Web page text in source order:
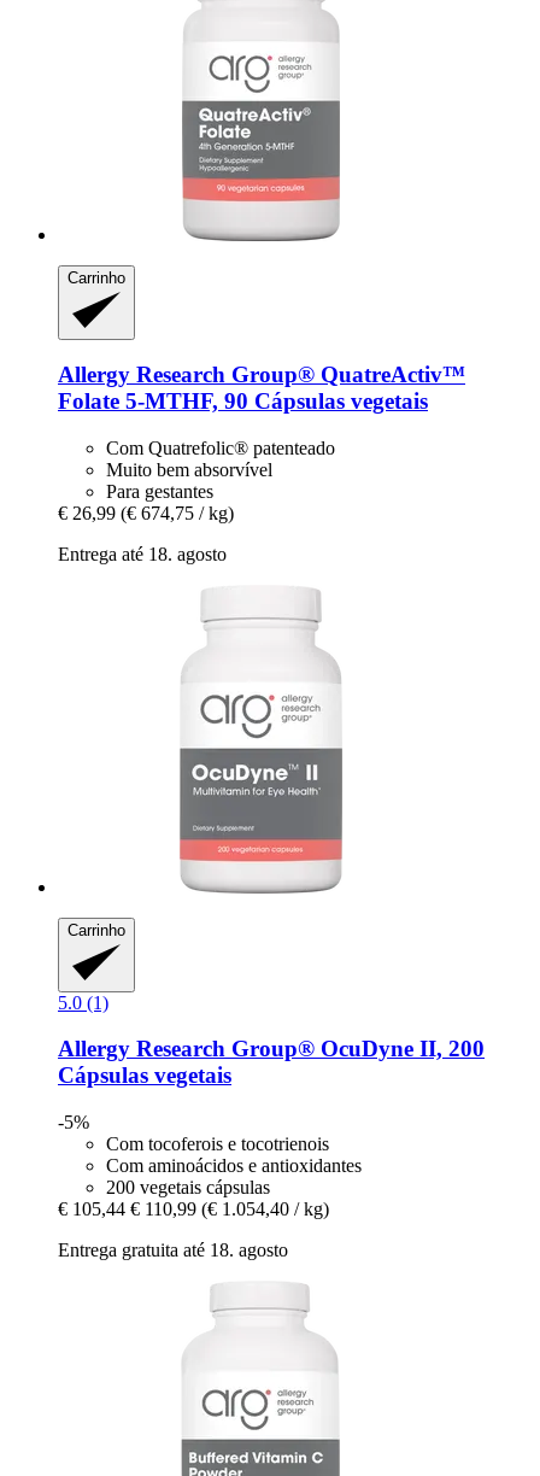
Carrinho
Allergy Research Group® QuatreActiv™
Folate 5-​MTHF, 90 Cápsulas vegetais
Com Quatrefolic® patenteado
Muito bem absorvível
Para gestantes
€ 26,99 (€ 674,75 / kg)
Entrega até 18. agosto
Carrinho
5.0 (1)
Allergy Research Group® OcuDyne II, 200
Cápsulas vegetais
-5%
Com tocoferois e tocotrienois
Com aminoácidos e antioxidantes
200 vegetais cápsulas
€ 105,44 € 110,99 (€ 1.054,40 / kg)
Entrega gratuita até 18. agosto